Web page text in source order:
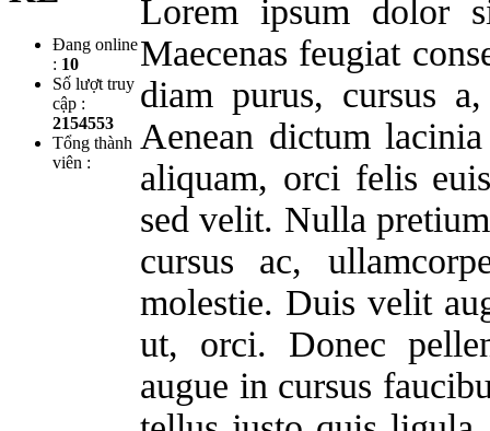
Đang online
: 10
Số lượt truy
cập :
2154553
Tổng thành
viên :
Lorem ipsum dolor
Maecenas feugiat
diam purus, cursus
Aenean dictum
aliquam, orci felis
sed velit. Nulla
cursus ac,
molestie. Duis velit
ut, orci. Donec
augue in cursus